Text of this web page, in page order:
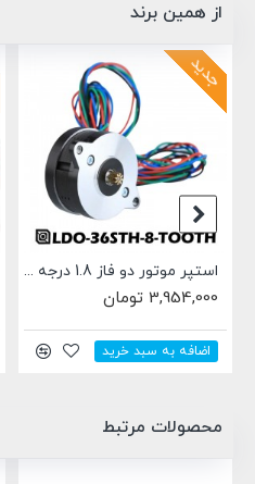
از همین برند
جدید
استپر موتور دو فاز 1.8 درجه LDO-36STH20-1004AHG(8T)
3,954,000 تومان
اضافه به سبد خرید
محصولات مرتبط